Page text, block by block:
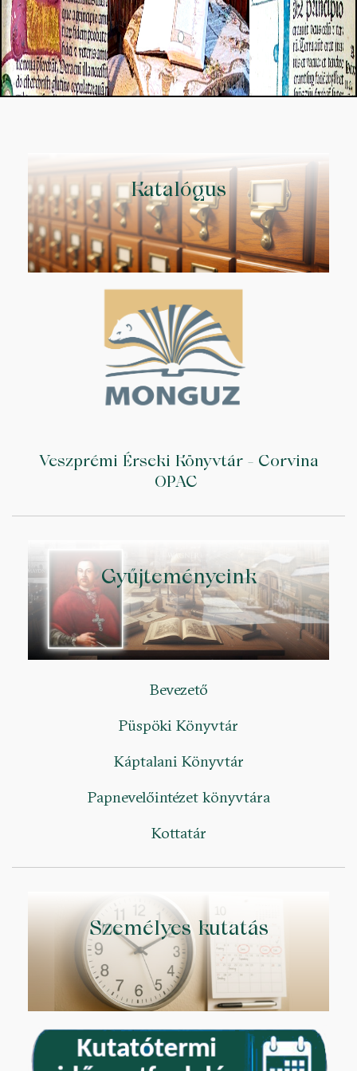
Katalógus
Veszprémi Érseki Könyvtár - Corvina
OPAC
Gyűjteményeink
Bevezető
Püspöki Könyvtár
Káptalani Könyvtár
Papnevelőintézet könyvtára
Kottatár
Személyes kutatás